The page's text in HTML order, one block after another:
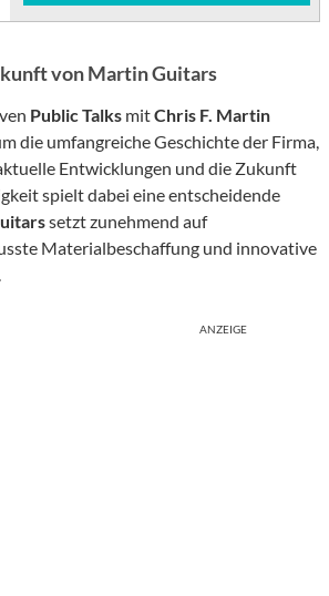
von Martin Guitars
Public Talks mitChris F. Martin
die umfangreiche Geschichte der Firma,
Entwicklungen und die Zukunft
spielt dabei eine entscheidende
setzt zunehmend auf
Materialbeschaffung und innovative
ANZEIGE